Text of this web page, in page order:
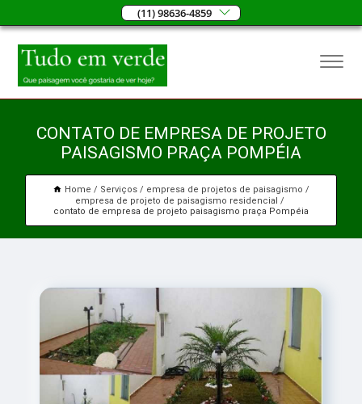
(11) 98636-4859
CONTATO DE EMPRESA DE PROJETO
PAISAGISMO PRAÇA POMPÉIA
Home Serviços
empresa de projetos de paisagismo
empresa de projeto de paisagismo residencial
contato de empresa de projeto paisagismo praça Pompéia